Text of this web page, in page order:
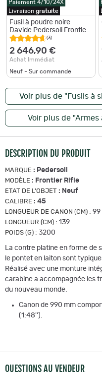
Paiement 4/10/24X
Livraison gratuite
Fusil à poudre noire
Davide Pedersoli Frontier
luxe érable à silex 45 - 45
PN / 99 cm
(3)
2 646,90 €
Achat Immédiat
Neuf - Sur commande
Voir plus de "Fusils à
Voir plus de
DESCRIPTION DU PRODUIT
MARQUE : Pedersoli
MODÈLE : Frontier Rifle
ETAT DE L'OBJET : Neuf
CALIBRE : 45
LONGUEUR DE CANON (CM) : 99
LONGUEUR (CM) : 139
POIDS (G) : 3200
La contre platine en forme de
le pontet en laiton sont
Réalisé avec une monture
carabine a accompagnée les
du nouveau monde.
Canon de 990 mm
(1:48'').
QUESTIONS AU VENDEUR